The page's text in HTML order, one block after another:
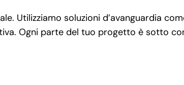
Utilizziamo soluzioni d’avanguardia
Ogni parte del tuo progetto è sotto